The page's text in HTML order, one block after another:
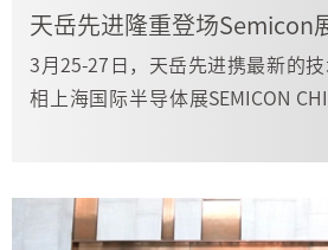
3月25-27日，天岳先进携最新的
相上海国际半导体展SEMICON